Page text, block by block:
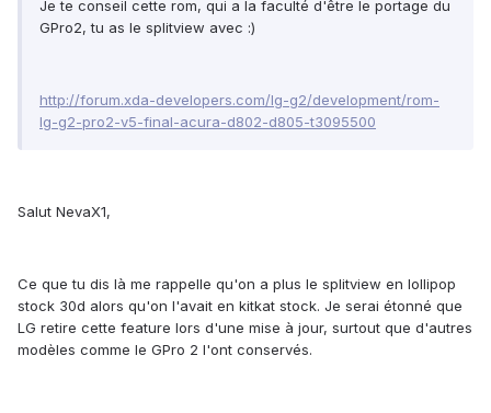
Je te conseil cette rom, qui a la faculté d'être le portage du
GPro2, tu as le splitview avec :)
http://forum.xda-developers.com/lg-g2/development/rom-
lg-g2-pro2-v5-final-acura-d802-d805-t3095500
Salut NevaX1,
Ce que tu dis là me rappelle qu'on a plus le splitview en lollipop
stock 30d alors qu'on l'avait en kitkat stock. Je serai étonné que
LG retire cette feature lors d'une mise à jour, surtout que d'autres
modèles comme le GPro 2 l'ont conservés.